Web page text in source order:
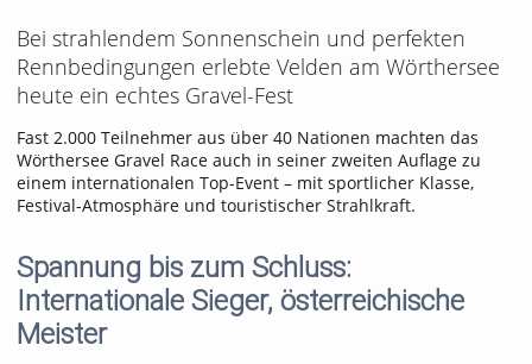
3852
views
Kommentare
likes
favorites
Bei strahlendem Sonnenschein und perfekten
Rennbedingungen erlebte Velden am Wörthersee
heute ein echtes Gravel-Fest
Fast 2.000 Teilnehmer aus über 40 Nationen machten das
Wörthersee Gravel Race auch in seiner zweiten Auflage zu
einem internationalen Top-Event – mit sportlicher Klasse,
Festival-Atmosphäre und touristischer Strahlkraft.
Spannung bis zum Schluss:
Internationale Sieger, österreichische
Meister